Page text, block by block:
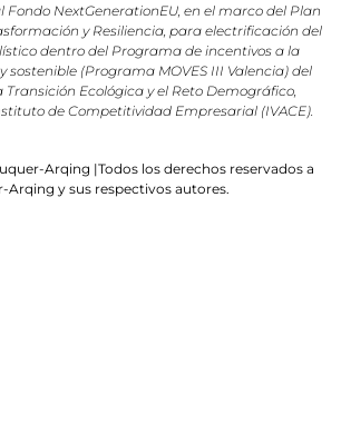
Fondo NextGenerationEU, en el marco del Plan
y Resiliencia, para electrificación del
dentro del Programa de incentivos a la
sostenible (Programa MOVES III Valencia) del
Ecológica y el Reto Demográfico,
de Competitividad Empresarial (IVACE).
Arqing |Todos los derechos reservados a
Arqing y sus respectivos autores.